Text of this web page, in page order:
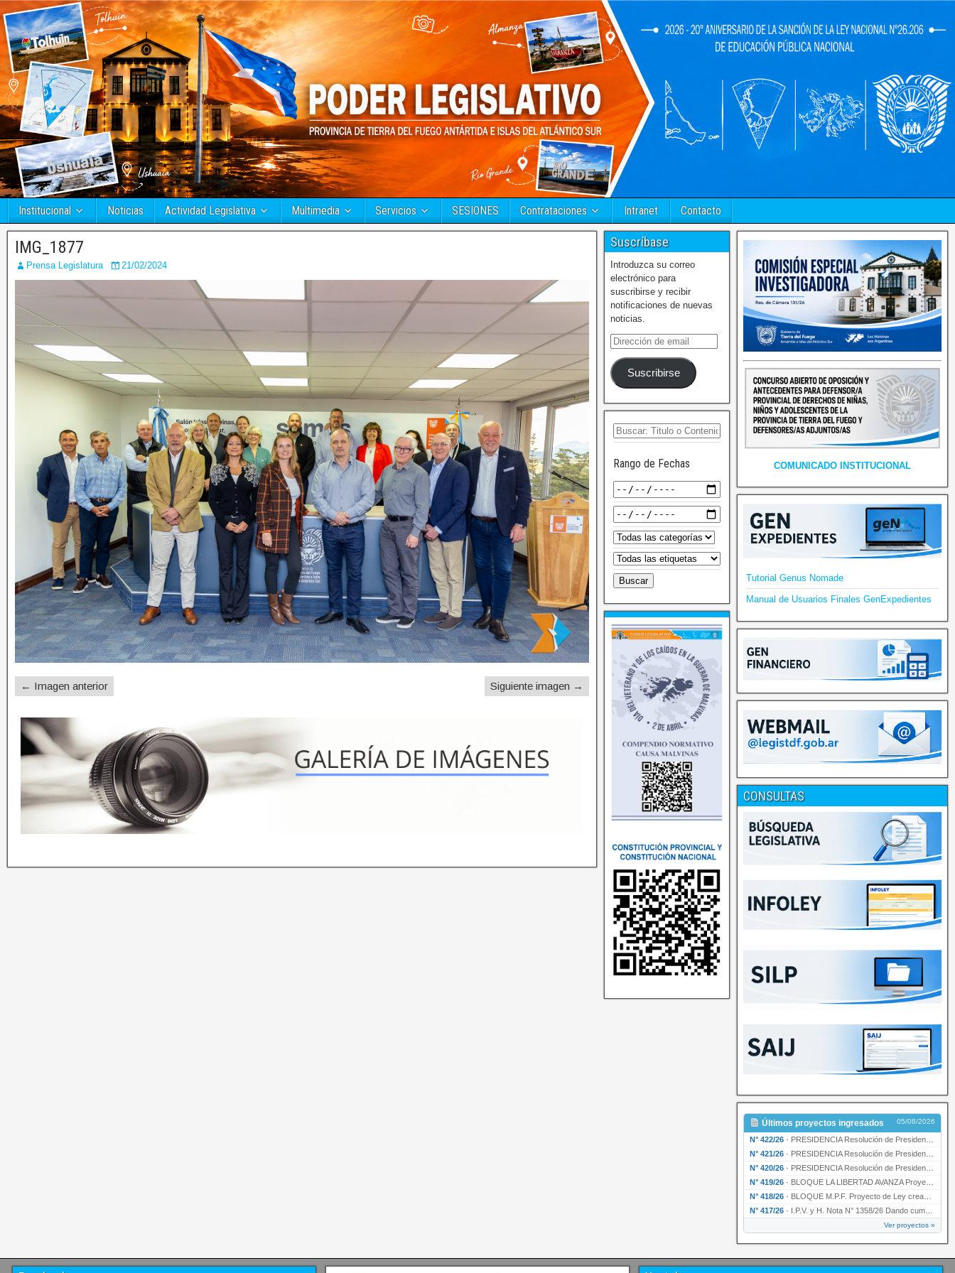
Institucional Noticias Actividad Legislativa Multimedia Servicios SESIONES Contrataciones Intranet Contacto
IMG_1877
Prensa Legislatura 21/02/2024
← Imagen anterior Siguiente imagen →
Suscríbase
Introduzca su correo
electrónico para
suscribirse y recibir
notificaciones de nuevas
noticias.
Suscribirse
Rango de Fechas COMUNICADO INSTITUCIONAL
Tutorial Genus Nomade
Manual de Usuarios Finales GenExpedientes
CONSULTAS
Últimos proyectos ingresados 05/08/2026
N° 422/26 · PRESIDENCIA Resolución de Presidencia N° 200/26 para su ratificación.
N° 421/26 · PRESIDENCIA Resolución de Presidencia N° 199/26 para su ratificación.
N° 420/26 · PRESIDENCIA Resolución de Presidencia N° 198/26 para su ratificación.
N° 419/26 · BLOQUE LA LIBERTAD AVANZA Proyecto de Ley declarando la esencialidad del servicio educativ…
N° 418/26 · BLOQUE M.P.F. Proyecto de Ley creando el Ente Único Regulador de servicios públicos de la …
N° 417/26 · I.P.V. y H. Nota N° 1358/26 Dando cumplimiento al artículo 29 de la Ley provincial N° 1399…
Ver proyectos »